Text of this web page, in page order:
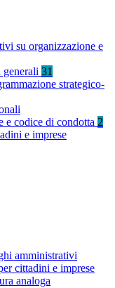
su organizzazione e
31
strategico-
e codice di condotta 2
e imprese
amministrativi
cittadini e imprese
analoga